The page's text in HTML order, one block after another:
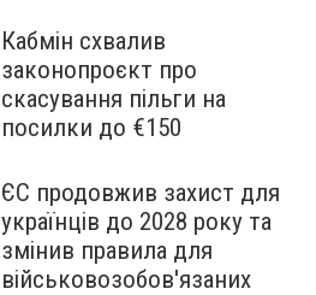
Кабмін схвалив
законопроєкт про
скасування пільги на
посилки до €150
ЄС продовжив захист для
українців до 2028 року та
змінив правила для
військовозобов'язаних